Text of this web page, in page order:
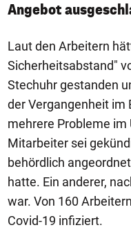
Angebot
Laut den Arbeitern
Sicherheitsabstand"
Stechuhr gestanden
der Vergangenheit
mehrere Probleme im
Mitarbeiter sei
behördlich
hatte. Ein anderer,
war. Von 160
Covid-19 infiziert.
1/4